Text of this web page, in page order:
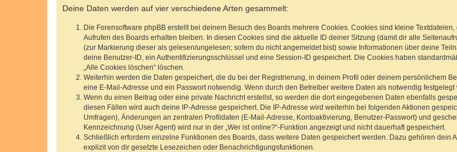
Deine Daten werden auf vier verschiedene Arten gesammelt:
Die Forensoftware phpBB erstellt bei deinem Besuch des Boards mehrere Cookies. Cookies sind kleine
Aufrufen des Boards erhalten bleiben. In diesen Cookies sind die aktuelle ID deiner Sitzung (damit dir alle
(zur Markierung dieser als gelesen/ungelesen; sofern du nicht angemeldet bist) sowie Informationen über deine
deine Benutzer-ID, ein Authentifizierungsschlüssel und eine Session-ID gespeichert. Die Cookies haben
„Alle Cookies löschen“ löschen.
Weiterhin werden die Daten gespeichert, die du bei der Registrierung, in deinem Profil oder deinem persönlichem
eine E-Mail-Adresse und ein Passwort notwendig. Wenn durch den Betreiber weitere Daten als notwendig
Wenn du einen Beitrag oder eine private Nachricht erstellst, so werden die dort eingegebenen Daten ebenfalls
diesen Fällen wird auch deine IP-Adresse gespeichert. Die IP-Adresse wird weiterhin bei folgenden Aktionen
Umfragen), Änderungen an zentralen Profildaten (E-Mail-Adresse, Kontoaktivierung, Benutzer-Passwort) und
Kennzeichnung (User Agent) wird nur in der „Wer ist online?“-Funktion angezeigt und nicht dauerhaft gespeichert.
Schließlich erfordern einzelne Funktionen des Boards, dass weitere Daten gespeichert werden. Dazu gehören
explizit von dir gesetzte Lesezeichen oder Benachrichtigungsfunktionen.